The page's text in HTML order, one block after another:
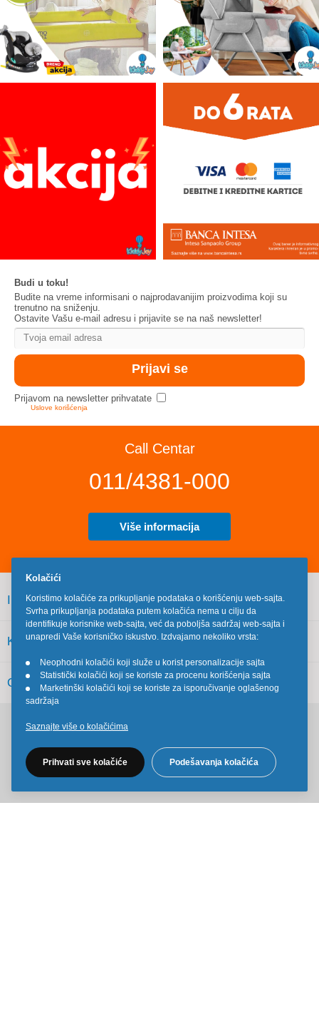
Budi u toku!
Budite na vreme informisani o najprodavanijim proizvodima koji su
trenutno na sniženju.
Ostavite Vašu e-mail adresu i prijavite se na naš newsletter!
Prijavom na newsletter prihvatate
Uslove korišćenja
Call Centar
011/4381-000
Više informacija
INFORMACIJE
KORISNIČKI SERVIS
OSTALO
Kolačići
Koristimo kolačiće za prikupljanje podataka o korišćenju web-sajta.
Svrha prikupljanja podataka putem kolačića nema u cilju da
identifikuje korisnike web-sajta, već da poboljša sadržaj web-sajta i
unapredi Vaše korisničko iskustvo. Izdvajamo nekoliko vrsta:
•
Neophodni kolačići koji služe u korist personalizacije sajta
•
Statistički kolačići koji se koriste za procenu korišćenja sajta
•
Marketinški kolačići koji se koriste za isporučivanje oglašenog
sadržaja
Saznajte više o kolačićima
Prihvati sve kolačiće Podešavanja kolačića